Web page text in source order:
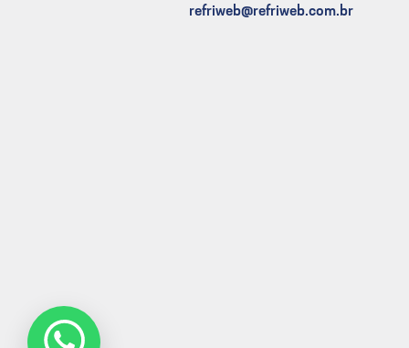
refriweb@refriweb.com.br